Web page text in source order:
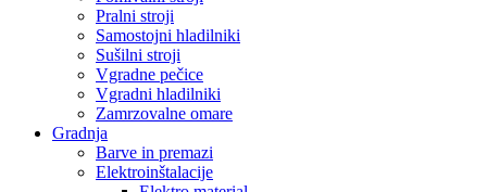
Pralni stroji
Samostojni hladilniki
Sušilni stroji
Vgradne pečice
Vgradni hladilniki
Zamrzovalne omare
Gradnja
Barve in premazi
Elektroinštalacije